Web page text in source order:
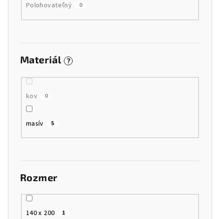
Polohovateľný 0
Materiál ?
kov 0
masív 5
Rozmer
140 x 200 1